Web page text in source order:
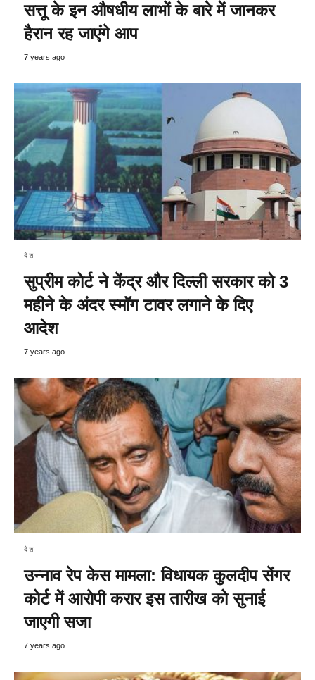
सत्तू के इन औषधीय लाभों के बारे में जानकर
हैरान रह जाएंगे आप
7 years ago
देश
सुप्रीम कोर्ट ने केंद्र और दिल्ली सरकार को 3
महीने के अंदर स्मॉग टावर लगाने के दिए
आदेश
7 years ago
देश
उन्नाव रेप केस मामला: विधायक कुलदीप सेंगर
कोर्ट में आरोपी करार इस तारीख को सुनाई
जाएगी सजा
7 years ago